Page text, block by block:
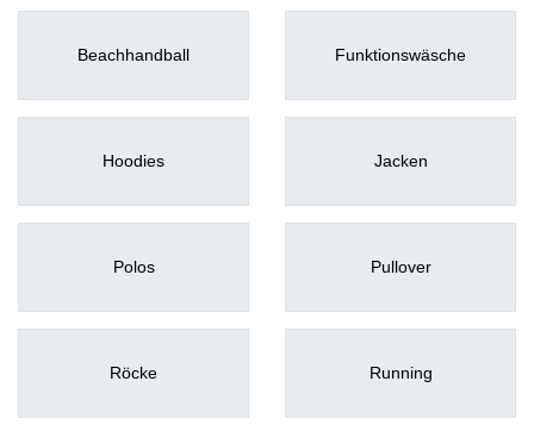
Beachhandball Funktionswäsche
Hoodies Jacken
Polos Pullover
Röcke Running